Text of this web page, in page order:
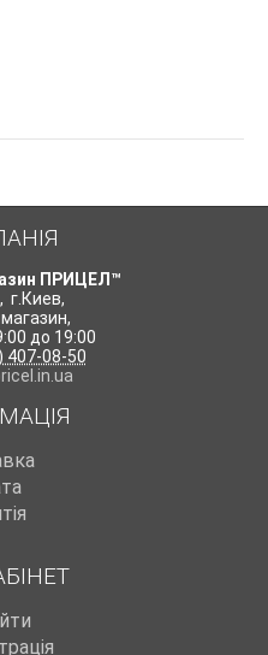
ПРИЦЕЛ™
, г.Киев,
магазин,
до 19:00
407-08-50